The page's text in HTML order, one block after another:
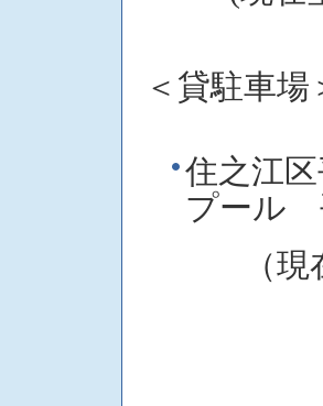
＜貸駐車場
住之江
プール
（現在